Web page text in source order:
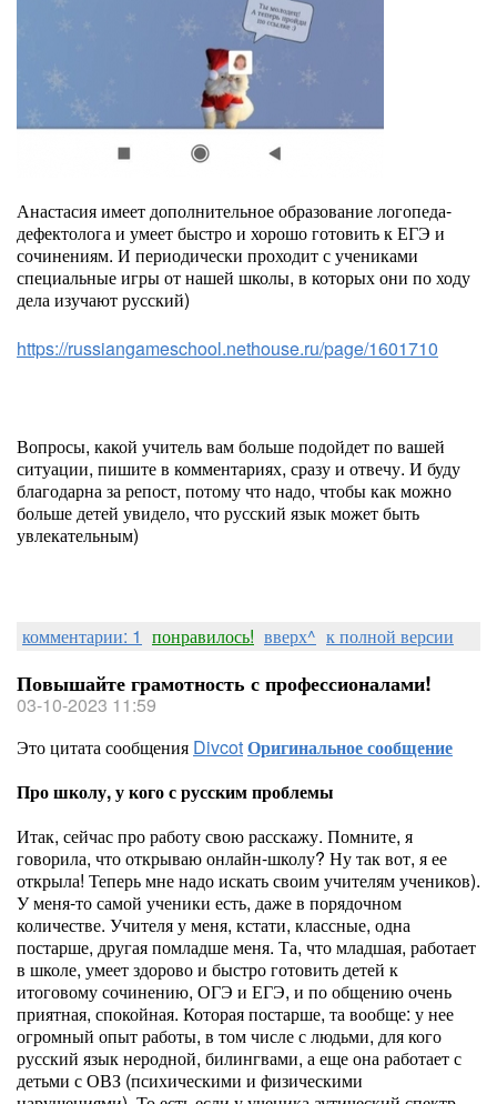
Анастасия имеет дополнительное образование логопеда-
дефектолога и умеет быстро и хорошо готовить к ЕГЭ и
сочинениям. И периодически проходит с учениками
специальные игры от нашей школы, в которых они по ходу
дела изучают русский)
https://russiangameschool.nethouse.ru/page/1601710
Вопросы, какой учитель вам больше подойдет по вашей
ситуации, пишите в комментариях, сразу и отвечу. И буду
благодарна за репост, потому что надо, чтобы как можно
больше детей увидело, что русский язык может быть
увлекательным)
комментарии: 1 понравилось! вверх^ к полной версии
Повышайте грамотность с профессионалами!
03-10-2023 11:59
Это цитата сообщения DivcotОригинальное сообщение
Про школу, у кого с русским проблемы
Итак, сейчас про работу свою расскажу. Помните, я
говорила, что открываю онлайн-школу? Ну так вот, я ее
открыла! Теперь мне надо искать своим учителям учеников).
У меня-то самой ученики есть, даже в порядочном
количестве. Учителя у меня, кстати, классные, одна
постарше, другая помладше меня. Та, что младшая, работает
в школе, умеет здорово и быстро готовить детей к
итоговому сочинению, ОГЭ и ЕГЭ, и по общению очень
приятная, спокойная. Которая постарше, та вообще: у нее
огромный опыт работы, в том числе с людьми, для кого
русский язык неродной, билингвами, а еще она работает с
детьми с ОВЗ (психическими и физическими